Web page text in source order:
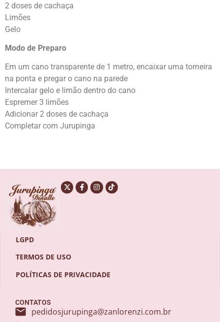
2 doses de cachaça
Limões
Gelo
Modo de Preparo
Em um cano transparente de 1 metro, encaixar uma torneira
na ponta e pregar o cano na parede
Intercalar gelo e limão dentro do cano
Espremer 3 limões
Adicionar 2 doses de cachaça
Completar com Jurupinga
LGPD
TERMOS DE USO
POLÍTICAS DE PRIVACIDADE
CONTATOS
pedidosjurupinga@zanlorenzi.com.br